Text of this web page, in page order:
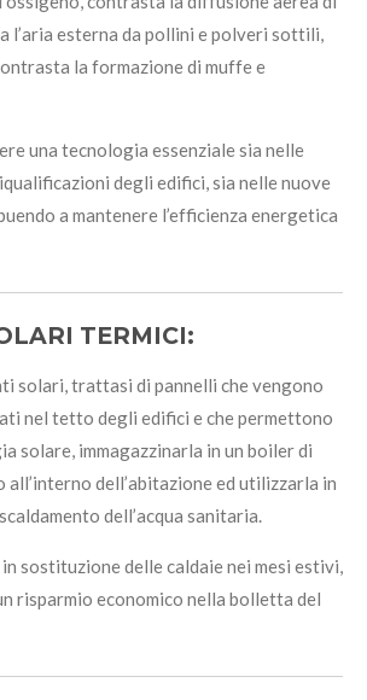
l’aria esterna da pollini e polveri sottili,
la formazione di muffe e
una tecnologia essenziale sia nelle
degli edifici, sia nelle nuove
a mantenere l’efficienza energetica
TERMICI:
solari, trattasi di pannelli che vengono
nel tetto degli edifici e che permettono
solare, immagazzinarla in un boiler di
dell’abitazione ed utilizzarla in
dell’acqua sanitaria.
sostituzione delle caldaie nei mesi estivi,
risparmio economico nella bolletta del